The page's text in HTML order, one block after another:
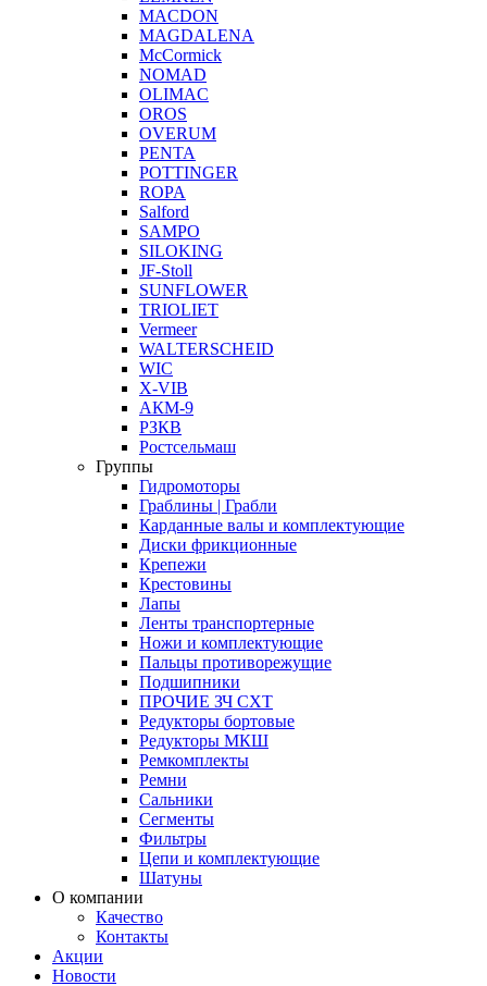
MACDON
MAGDALENA
McCormick
NOMAD
OLIMAC
OROS
OVERUM
PENTA
POTTINGER
ROPA
Salford
SAMPO
SILOKING
JF-Stoll
SUNFLOWER
TRIOLIET
Vermeer
WALTERSCHEID
WIC
X-VIB
АКМ-9
РЗКВ
Ростсельмаш
Группы
Гидромоторы
Граблины | Грабли
Карданные валы и комплектующие
Диски фрикционные
Крепежи
Крестовины
Лапы
Ленты транспортерные
Ножи и комплектующие
Пальцы противорежущие
Подшипники
ПРОЧИЕ ЗЧ СХТ
Редукторы бортовые
Редукторы МКШ
Ремкомплекты
Ремни
Сальники
Сегменты
Фильтры
Цепи и комплектующие
Шатуны
О компании
Качество
Контакты
Акции
Новости